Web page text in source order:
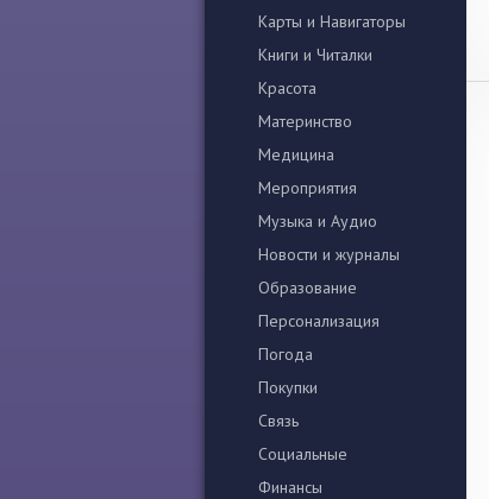
Карты и Навигаторы
Книги и Читалки
Красота
Материнство
Медицина
Мероприятия
Музыка и Аудио
Новости и журналы
Образование
Персонализация
Погода
Покупки
Связь
Социальные
Финансы